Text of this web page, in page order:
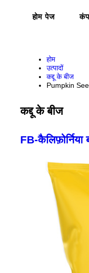
होम पेज
होम
उत्पादों
कद्दू के बीज
Pumpkin
कद्दू के बीज
FB-